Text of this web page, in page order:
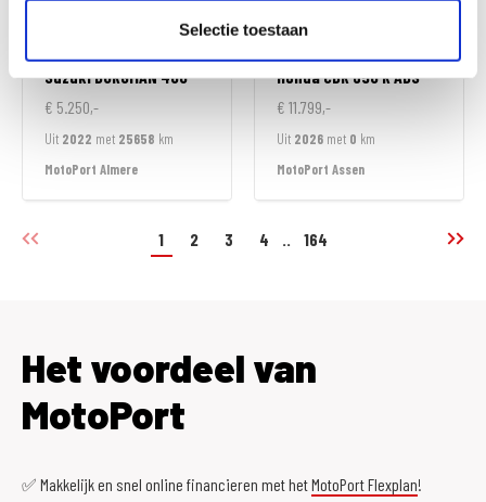
Selectie toestaan
SuzukiBURGMAN 400
€ 5.250,-
Uit 2022 met 25658 km
MotoPort Almere
HondaCBR 650 R ABS
€ 11.799,-
Uit 2026 met 0 km
MotoPort Assen
1 2 3 4 .. 164
Het voordeel van
MotoPort
✅ Makkelijk en snel online financieren met hetMotoPort Flexplan!